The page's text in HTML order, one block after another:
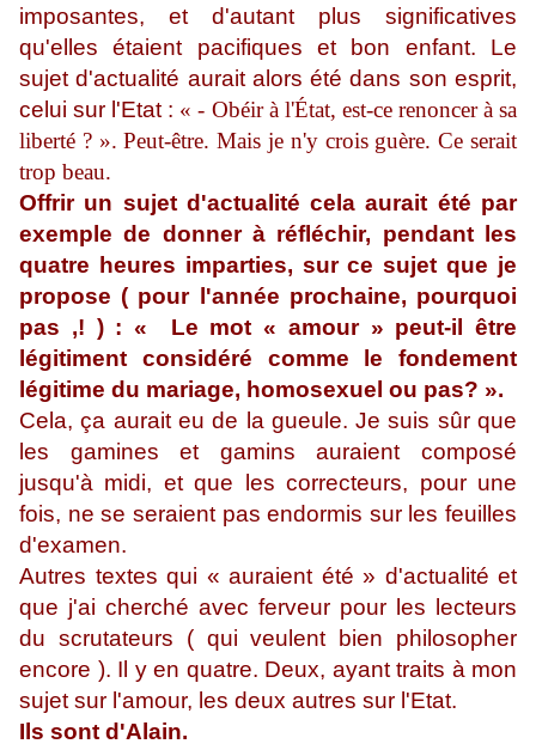
imposantes, et d'autant plus significatives
qu'elles étaient pacifiques et bon enfant. Le
sujet d'actualité aurait alors été dans son esprit,
celui sur l'Etat : «- Obéir à l'État, est-ce renoncer à sa
liberté ? ». Peut-être. Mais je n'y crois guère. Ce serait
trop beau.
Offrir un sujet d'actualité cela aurait été par
exemple de donner à réfléchir, pendant les
quatre heures imparties, sur ce sujet que je
propose ( pour l'année prochaine, pourquoi
pas ,! ) : « Le mot « amour » peut-il être
légitiment considéré comme le fondement
légitime du mariage, homosexuel ou pas? ».
Cela, ça aurait eu de la gueule. Je suis sûr que
les gamines et gamins auraient composé
jusqu'à midi, et que les correcteurs, pour une
fois, ne se seraient pas endormis sur les feuilles
d'examen.
Autres textes qui « auraient été » d'actualité et
que j'ai cherché avec ferveur pour les lecteurs
du scrutateurs ( qui veulent bien philosopher
encore ). Il y en quatre. Deux, ayant traits à mon
sujet sur l'amour, les deux autres sur l'Etat.
Ils sont d'Alain.